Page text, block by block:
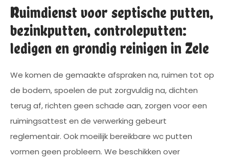
Ruimdienst voor septische putten,
bezinkputten, controleputten:
ledigen en grondig reinigen in Zele
We komen de gemaakte afspraken na, ruimen tot op
de bodem, spoelen de put zorgvuldig na, dichten
terug af, richten geen schade aan, zorgen voor een
ruimingsattest en de verwerking gebeurt
reglementair. Ook moeilijk bereikbare wc putten
vormen geen probleem. We beschikken over